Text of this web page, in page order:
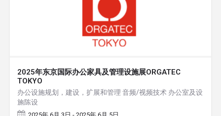
2025年东京国际办公家具及管理设施展ORGATEC
TOKYO
办公设施规划，建设，扩展和管理 音频/视频技术 办公室及设
施陈设